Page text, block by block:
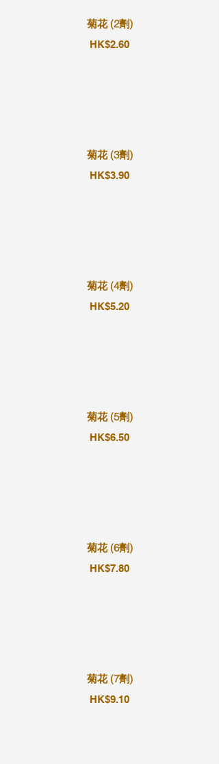
菊花 (2劑)
HK$2.60
菊花 (3劑)
HK$3.90
菊花 (4劑)
HK$5.20
菊花 (5劑)
HK$6.50
菊花 (6劑)
HK$7.80
菊花 (7劑)
HK$9.10